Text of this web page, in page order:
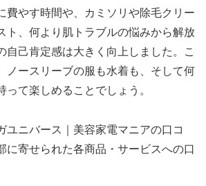
費やす時間や、カミソリや除毛クリー
ト、何より肌トラブルの悩みから解放
自己肯定感は大きく向上しました。こ
ノースリーブの服も水着も、そして何
って楽しめることでしょう。
ニバース｜美容家電マニアの口コ
に寄せられた各商品・サービスへの口